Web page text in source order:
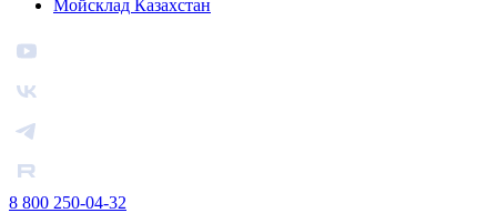
Мойсклад Казахстан
8 800 250-04-32